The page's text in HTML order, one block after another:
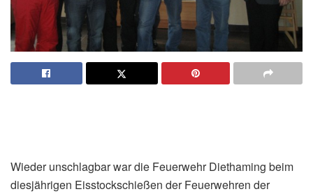
Wieder unschlagbar war die Feuerwehr Diethaming beim
diesjährigen Eisstockschießen der Feuerwehren der